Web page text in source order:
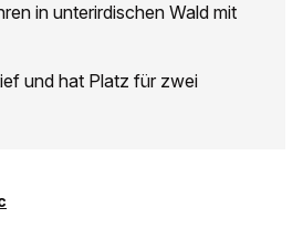
in unterirdischen Wald mit
und hat Platz für zwei